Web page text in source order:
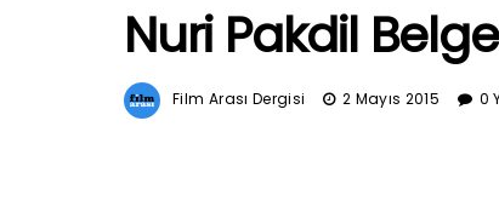
Nuri Pakdil
Film Arası Dergisi 2 Mayıs 2015 0